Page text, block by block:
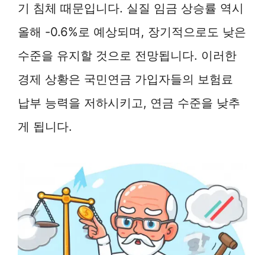
기 침체 때문입니다. 실질 임금 상승률 역시
올해 -0.6%로 예상되며, 장기적으로도 낮은
수준을 유지할 것으로 전망됩니다. 이러한
경제 상황은 국민연금 가입자들의 보험료
납부 능력을 저하시키고, 연금 수준을 낮추
게 됩니다.